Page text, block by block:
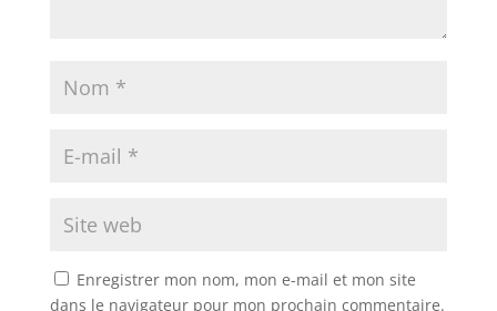
Enregistrer mon nom, mon e-mail et mon site
dans le navigateur pour mon prochain commentaire.